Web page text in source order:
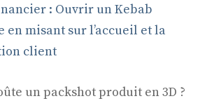
: Ouvrir un Kebab
en misant sur l’accueil et la
client
un packshot produit en 3D ?